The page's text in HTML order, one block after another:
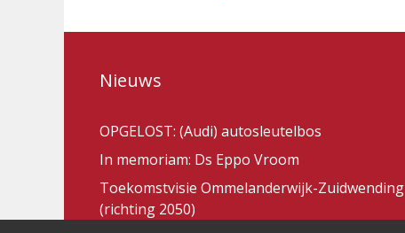
Nieuws
OPGELOST: (Audi) autosleutelbos
In memoriam: Ds Eppo Vroom
Toekomstvisie Ommelanderwijk-Zuidwending
(richting 2050)